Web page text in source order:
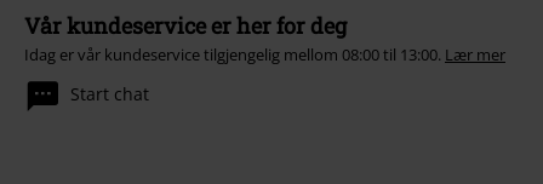
Vår kundeservice er her for deg
Idag er vår kundeservice tilgjengelig mellom 08:00 til 13:00. Lær mer
Start chat